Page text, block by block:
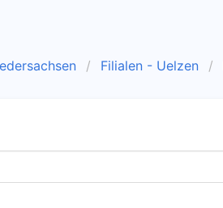
Filialen - Uelzen